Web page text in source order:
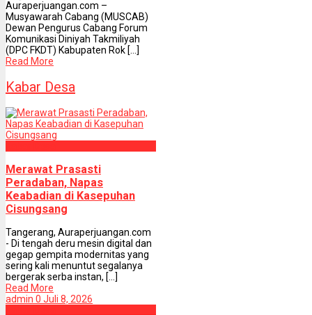
Auraperjuangan.com –
Musyawarah Cabang (MUSCAB)
Dewan Pengurus Cabang Forum
Komunikasi Diniyah Takmiliyah
(DPC FKDT) Kabupaten Rok [...]
Read More
Kabar Desa
Merawat Prasasti
Peradaban, Napas
Keabadian di Kasepuhan
Cisungsang
Tangerang, Auraperjuangan.com
- Di tengah deru mesin digital dan
gegap gempita modernitas yang
sering kali menuntut segalanya
bergerak serba instan, [...]
Read More
admin 0 Juli 8, 2026